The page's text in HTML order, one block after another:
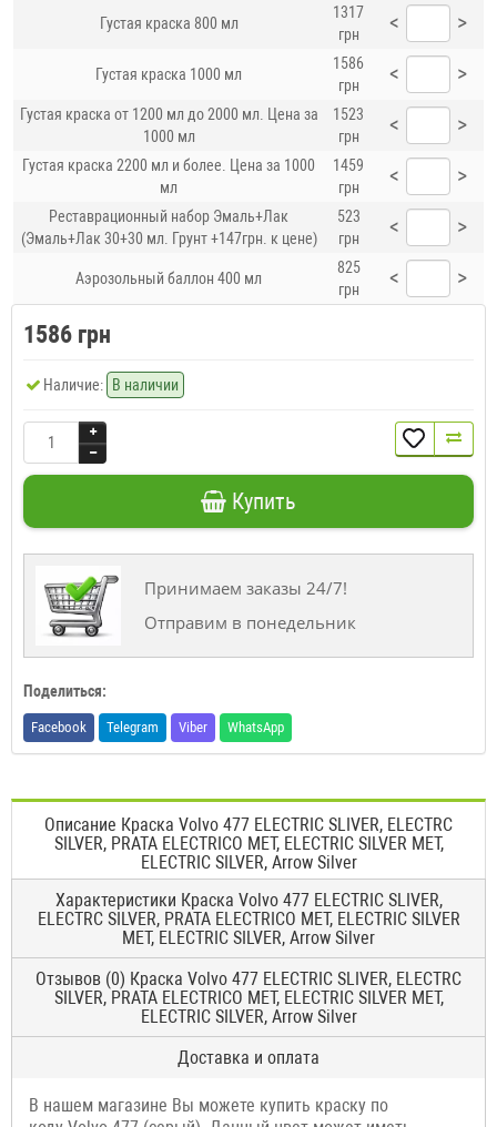
Густая краска 800 мл
1317
грн
< >
Густая краска 1000 мл
1586
грн
< >
Густая краска от 1200 мл до 2000 мл. Цена за
1000 мл
1523
грн
< >
Густая краска 2200 мл и более. Цена за 1000
мл
1459
грн
< >
Реставрационный набор Эмаль+Лак
(Эмаль+Лак 30+30 мл. Грунт +147грн. к цене)
523
грн
< >
Аэрозольный баллон 400 мл
825
грн
< >
1586 грн
Наличие: В наличии
Купить
Принимаем заказы 24/7!
Отправим в понедельник
Поделиться:
Facebook Telegram Viber WhatsApp
Описание Краска Volvo 477 ELECTRIC SLIVER, ELECTRC
SILVER, PRATA ELECTRICO MET, ELECTRIC SILVER MET,
ELECTRIC SILVER, Arrow Silver
Характеристики Краска Volvo 477 ELECTRIC SLIVER,
ELECTRC SILVER, PRATA ELECTRICO MET, ELECTRIC SILVER
MET, ELECTRIC SILVER, Arrow Silver
Отзывов (0) Краска Volvo 477 ELECTRIC SLIVER, ELECTRC
SILVER, PRATA ELECTRICO MET, ELECTRIC SILVER MET,
ELECTRIC SILVER, Arrow Silver
Доставка и оплата
В нашем магазине Вы можете купить краску по